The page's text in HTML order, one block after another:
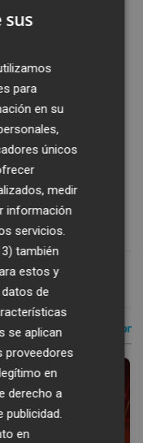
país
que le
China. En esa
experiencia
el Wisla Can-
Hatay
y más
Villeneuve
sus
para
en su
únicos
medir
información
servicios.
también
estos y
de
se aplican
proveedores
en
derecho a
publicidad
en